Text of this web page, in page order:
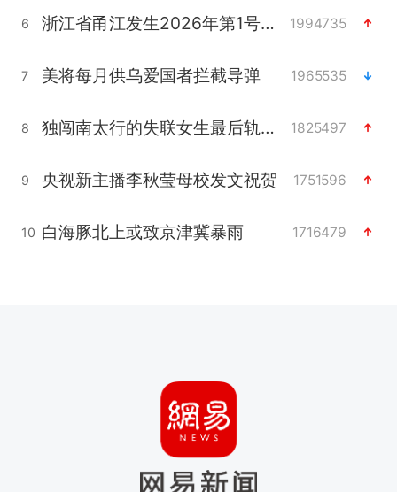
6 浙江省甬江发生2026年第1号洪水 1994735
7 美将每月供乌爱国者拦截导弹 1965535
8 独闯南太行的失联女生最后轨迹已确认 1825497
9 央视新主播李秋莹母校发文祝贺 1751596
10 白海豚北上或致京津冀暴雨 1716479